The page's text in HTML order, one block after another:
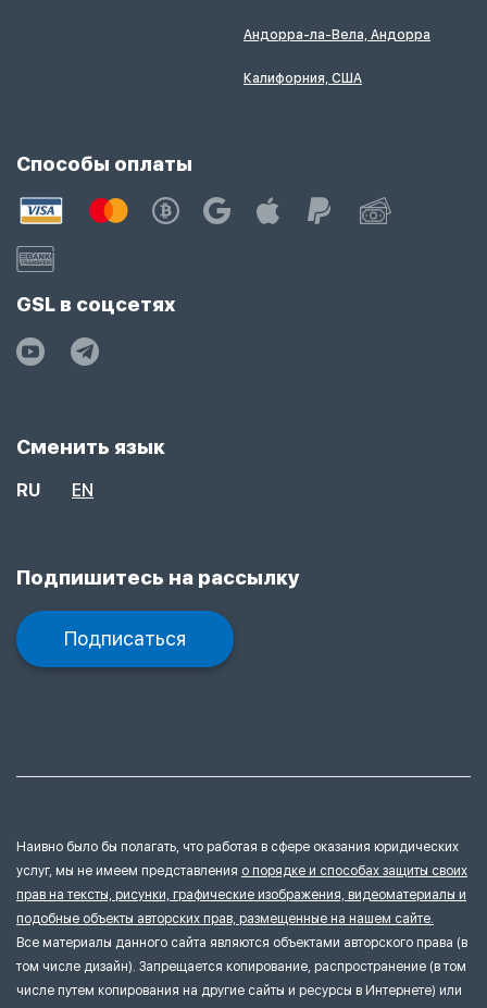
Андорра-ла-Вела, Андорра
Калифорния, США
Способы оплаты
GSL в соцсетях
Сменить язык
RU EN
Подпишитесь на рассылку
Подписаться
Наивно было бы полагать, что работая в сфере оказания юридических
услуг, мы не имеем представления о порядке и способах защиты своих
прав на тексты, рисунки, графические изображения, видеоматериалы и
подобные объекты авторских прав, размещенные на нашем сайте.
Все материалы данного сайта являются объектами авторского права (в
том числе дизайн). Запрещается копирование, распространение (в том
числе путем копирования на другие сайты и ресурсы в Интернете) или